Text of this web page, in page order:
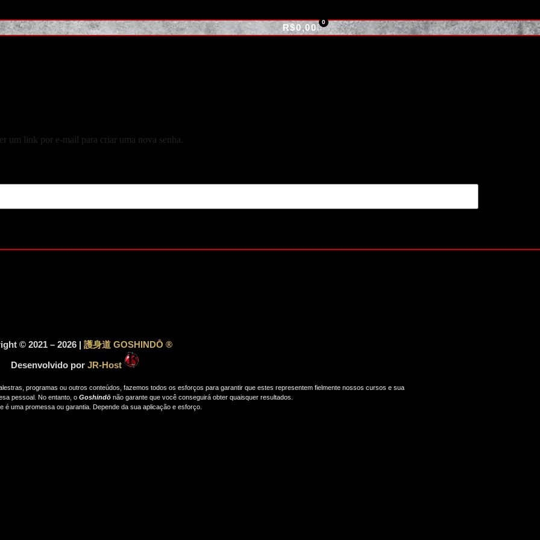
R$0,00
um link por e-mail para criar uma nova senha.
© 2021 – 2026 | 護身道 GOSHINDŌ ®
Desenvolvido por JR-Host
programas ou outros conteúdos, fazemos todos os esforços para garantir que estes representem fielmente nossos cursos e sua
pessoal. No entanto, o Goshindō não garante que você conseguirá obter quaisquer resultados.
é uma promessa ou garantia. Depende da sua aplicação e esforço.